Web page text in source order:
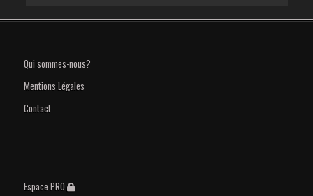
Qui sommes-nous?
Mentions Légales
Contact
Espace PRO